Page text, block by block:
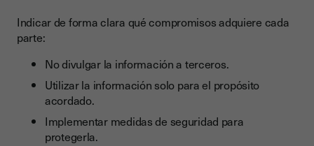
Indicar de forma clara qué compromisos adquiere cada
parte:
No divulgar la información a terceros.
Utilizar la información solo para el propósito
acordado.
Implementar medidas de seguridad para
protegerla.